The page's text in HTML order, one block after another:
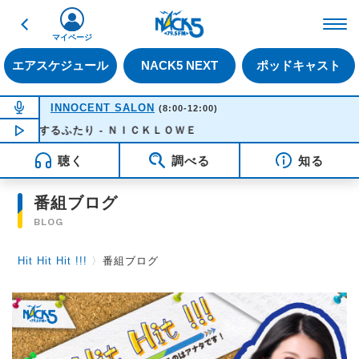
戻る
エアスケジュール NACK5 NEXT ポッドキャスト
マイページ
NOW ON AIR
INNOCENT SALON (8:00-12:00)
NOW PLAYING 08:32
恋するふたり - ＮＩＣＫＬＯＷＥ
聴く 調べる 知る
番組ブログ
BLOG
Hit Hit Hit !!! 〉番組ブログ